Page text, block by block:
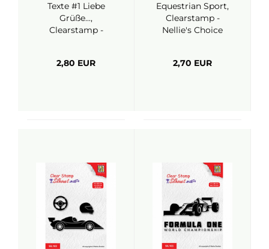
Texte #1 Liebe
Grüße...,
Clearstamp -
2,80 EUR
Equestrian Sport,
Clearstamp -
Nellie's Choice
2,70 EUR